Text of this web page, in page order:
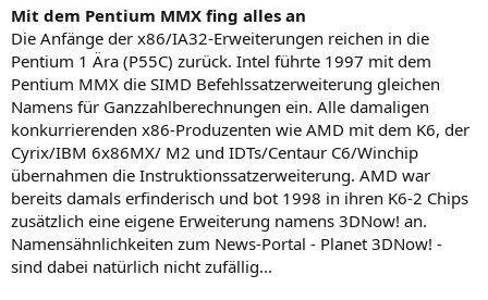
Mit dem Pentium MMX fing alles an
Die Anfänge der x86/IA32-Erweiterungen reichen in die
Pentium 1 Ära (P55C) zurück. Intel führte 1997 mit dem
Pentium MMX die SIMD Befehlssatzerweiterung gleichen
Namens für Ganzzahlberechnungen ein. Alle damaligen
konkurrierenden x86-Produzenten wie AMD mit dem K6, der
Cyrix/IBM 6x86MX/ M2 und IDTs/Centaur C6/Winchip
übernahmen die Instruktionssatzerweiterung. AMD war
bereits damals erfinderisch und bot 1998 in ihren K6-2 Chips
zusätzlich eine eigene Erweiterung namens 3DNow! an.
Namensähnlichkeiten zum News-Portal - Planet 3DNow! -
sind dabei natürlich nicht zufällig...